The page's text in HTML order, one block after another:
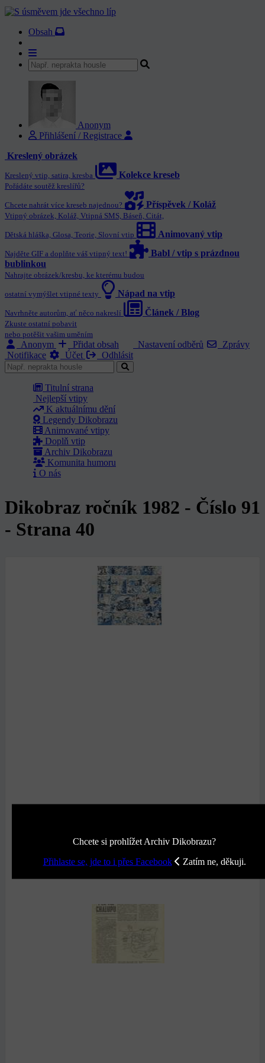
Obsah
Anonym
Přihlášení / Registrace
Kreslený obrázek
Kreslený vtip, satira, kresba Kolekce kreseb
Pořádáte soutěž kreslířů?
Chcete nahrát více kreseb najednou? Příspěvek / Koláž
Vtipný obrázek, Koláž, Vtipná SMS, Báseň, Citát,
Dětská hláška, Glosa, Teorie, Slovní vtip Animovaný vtip
Najděte GIF a doplňte váš vtipný text!
Babl / vtip s prázdnou
bublinkou
Nahrajte obrázek/kresbu, ke kterému budou
ostatní vymýšlet vtipné texty Nápad na vtip
Navrhněte autorům, ať něco nakreslí Článek / Blog
Zkuste ostatní pobavit
nebo potěšit vašim uměním
Anonym Přidat obsah Nastavení odběrů
Zprávy
Notifikace
Účet Odhlásit
Titulní strana
Nejlepší vtipy
K aktuálnímu dění
Legendy Dikobrazu
Animované vtipy
Doplň vtip
Archiv Dikobrazu
Komunita humoru
O nás
Chcete si prohlížet Archiv Dikobrazu?
Přihlaste se, jde to i přes Facebook
Zatím ne, děkuji.
Dikobraz ročník 1982 - Číslo 91
- Strana 40